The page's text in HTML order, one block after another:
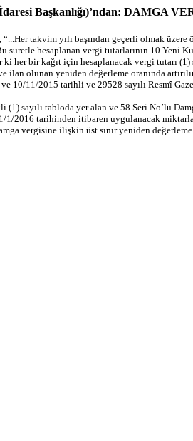
Başkanlığı)’ndan:
takvim yılı başından geçerli olmak
hesaplanan vergi tutarlarının 10 Yeni
her bir kağıt için hesaplanacak vergi tutarı
olunan yeniden değerleme oranında
10/11/2015 tarihli ve 29528 sayılı Resmî
sayılı tabloda yer alan ve 58 Seri No’lu
1/2016 tarihinden itibaren uygulanacak
vergisine ilişkin üst sınır yeniden